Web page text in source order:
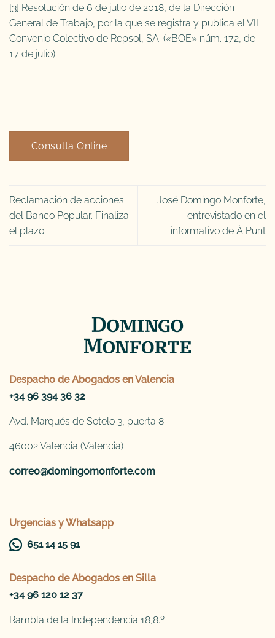
[3] Resolución de 6 de julio de 2018, de la Dirección
General de Trabajo, por la que se registra y publica el VII
Convenio Colectivo de Repsol, SA. («BOE» núm. 172, de
17 de julio).
Consulta Online
Reclamación de acciones
del Banco Popular. Finaliza
el plazo
José Domingo Monforte,
entrevistado en el
informativo de À Punt
Despacho de Abogados en Valencia
+34 96 394 36 32
Avd. Marqués de Sotelo 3, puerta 8
46002 Valencia (Valencia)
correo@domingomonforte.com
Urgencias y Whatsapp
651 14 15 91
Despacho de Abogados en Silla
+34 96 120 12 37
Rambla de la Independencia 18,8.º